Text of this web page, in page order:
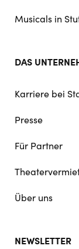
Musicals in
DAS
Karriere bei
Presse
Für Partner
Über uns
NEWSLETTER